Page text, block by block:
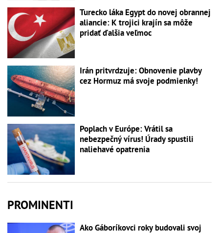
Turecko láka Egypt do novej obrannej
aliancie: K trojici krajín sa môže
pridať ďalšia veľmoc
Irán pritvrdzuje: Obnovenie plavby
cez Hormuz má svoje podmienky!
Poplach v Európe: Vrátil sa
nebezpečný vírus! Úrady spustili
naliehavé opatrenia
PROMINENTI
Ako Gáboríkovci roky budovali svoj